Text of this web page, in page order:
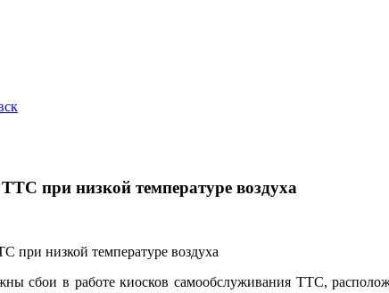
при низкой температуре воздуха
сбои в работе киосков самообслуживания ТТС,